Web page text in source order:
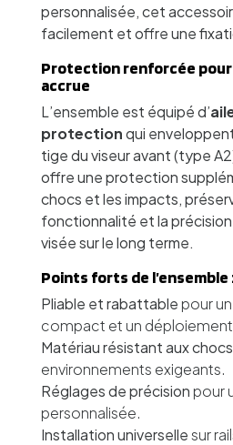
personnalisée, cet
facilement et offre une
Protection renforcée
accrue
L’ensemble est équipé d’
protectionqui
tige du viseur avant (type
offre une protection
chocs et les impacts,
fonctionnalité et la
visée sur le long terme.
Points forts de l’ensemble
Pliable et rabattable pour
compact et un
Matériau résistant aux chocs
environnements exigeants.
Réglages de précision pour
personnalisée.
Installation universellesur